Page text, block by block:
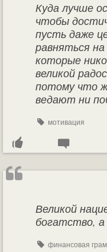
Куда лучше
чтобы
пусть даже
равняться
которые
великой
потому что
ведают ни
мотивация
Великой
богатство, а
финансовая